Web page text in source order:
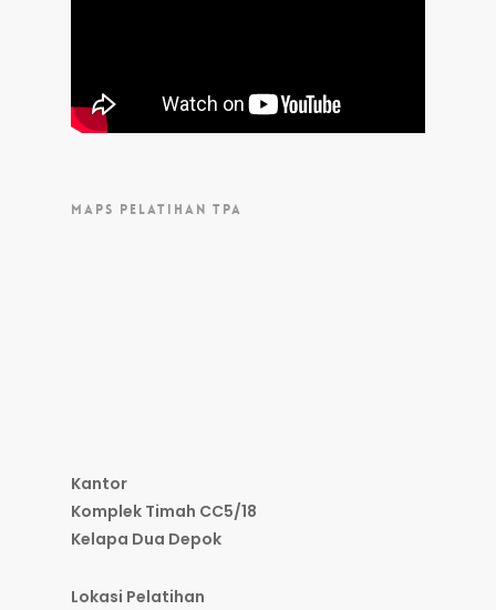
MAPS PELATIHAN TPA
Kantor
Komplek Timah CC5/18
Kelapa Dua Depok
Lokasi Pelatihan